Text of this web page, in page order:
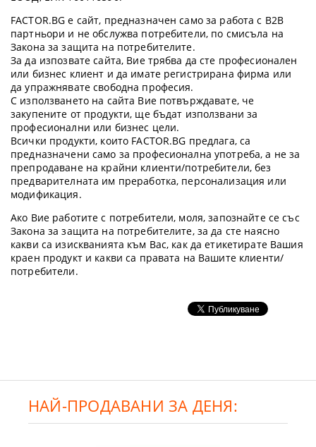
FACTOR.BG е сайт, предназначен само за работа с B2B
партньори и не обслужва потребители, по смисъла на
Закона за защита на потребителите.
За да изпозвате сайта, Вие трябва да сте професионален
или бизнес клиент и да имате регистрирана фирма или
да упражнявате свободна професия.
С използването на сайта Вие потвърждавате, че
закупените от продукти, ще бъдат използвани за
професионални или бизнес цели.
Всички продукти, които FACTOR.BG предлага, са
предназначени само за професионална употреба, а не за
препродаване на крайни клиенти/потребители, без
предварителната им преработка, персонализация или
модификация.
Ако Вие работите с потребители, моля, запознайте се със
Закона за защита на потребителите, за да сте наясно
какви са изискванията към Вас, как да етикетирате Вашия
краен продукт и какви са правата на Вашите клиенти/
потребители.
НАЙ-ПРОДАВАНИ ЗА ДЕНЯ: